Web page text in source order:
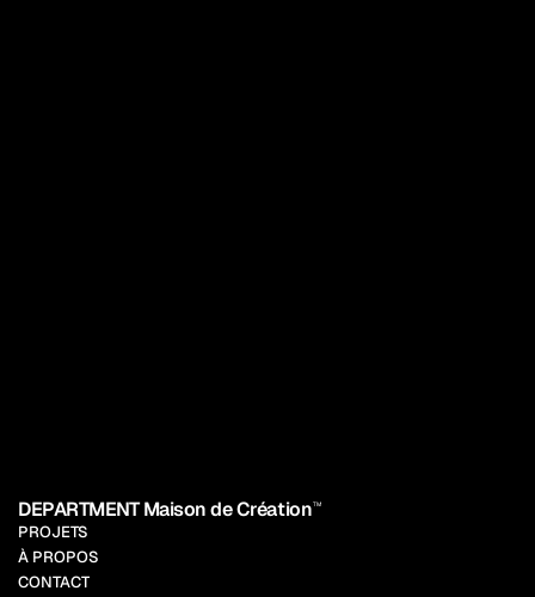
DEPARTMENT Maison de Création TM
PROJETS
À PROPOS
CONTACT